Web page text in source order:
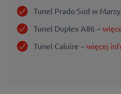
Tunel Prado Sud w
Tunel Duplex A86 –
Tunel Caluire – więcej